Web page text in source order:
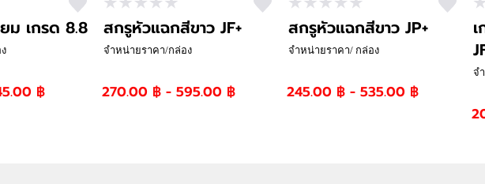
ม เกรด 8.8
฿
สกรูหัวแฉกสีขาว JF+
จำหน่ายราคา/กล่อง
270.00 ฿ - 595.00 ฿
สกรูหัวแฉกสีขาว JP+
จำหน่ายราคา/ กล่อง
245.00 ฿ - 535.00 ฿
จ